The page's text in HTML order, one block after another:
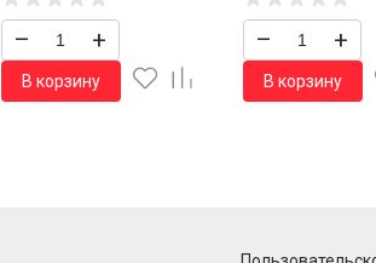
– +
В корзину
– +
В корзину